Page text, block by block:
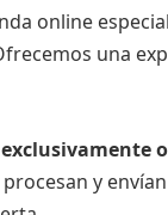
online
una
exclusivamente
y